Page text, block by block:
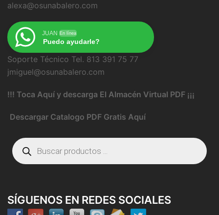
alexa@osunabalero.com
JUAN En línea
Puedo ayudarle?
Soporte Técnico Tel. 813 391 75 77
jmiguel@osunabalero.com
!!! Toca Aquí y descarga El Almacén Virtual PDF ¡¡¡
Descargar Catalogo PDF Gratis Aquí
Búsqueda
de
productos
SÍGUENOS EN REDES SOCIALES